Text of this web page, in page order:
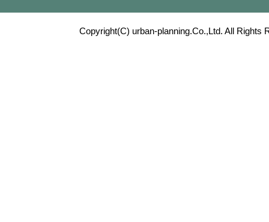
Copyright(C) urban-planning.Co.,Ltd. All Rights